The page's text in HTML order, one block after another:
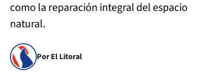
como la reparación integral del espacio
natural.
Por El Litoral